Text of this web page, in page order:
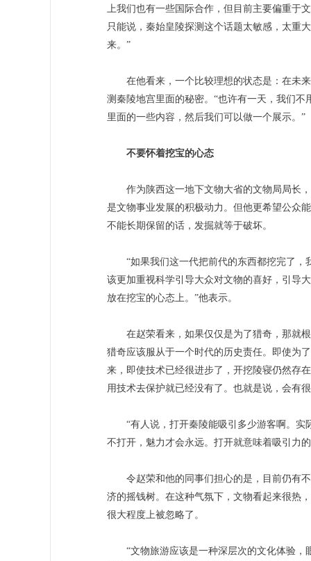
上我们也有一些国际合作，但目前主要偏重于
只能说，秦始皇陵探测这个话题太敏感，太重
来。”
在他看来，一个比较理想的状态是：在未来
测秦陵地宫里面的秘密。“也许有一天，我们
里面的一些内容，然后我们可以做一个展示。”
不要怀着挖宝的心态
作为陕西这一地下文物大省的文物局局长，
是文物事业发展的积极动力。但他更希望公
不能长期保留的话，发掘就等于破坏。
“如果我们这一代把前代的东西都挖完了，
该更加重视科学引导大众对文物的喜好，引导
放在挖宝的心态上。”他表示。
在赵荣看来，如果仅仅是为了猎奇，那就根
猎奇应该服从于一个时代的历史责任。即使为
来，即使技术已经很进步了，开挖陵寝仍然存
用技术去保护就已经没有了。也就是说，会有
“有人说，打开秦陵能吸引多少游客啊。实
不打开，魅力才会永远。打开就意味着吸引力
令赵荣和他的同事们担心的是，目前仍有不
济的摇钱树。在这种气氛下，文物看起来很热
很大程度上被忽略了。
“文物旅游应该是一种深层次的文化体验，